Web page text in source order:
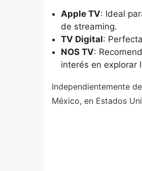
Apple TV: Ideal
de streaming.
TV Digital:
NOS TV:
interés en explorar
Independientemente
México, en Estados